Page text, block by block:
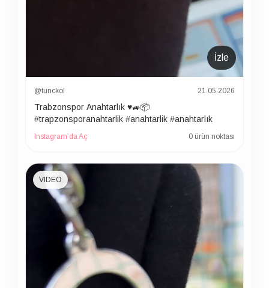
İzle
@tunckol 21.05.2026
Trabzonspor Anahtarlık ♥️🚙📦
#trapzonsporanahtarlik #anahtarlik #anahtarlık
Instagram’da Aç 0 ürün noktası
VIDEO